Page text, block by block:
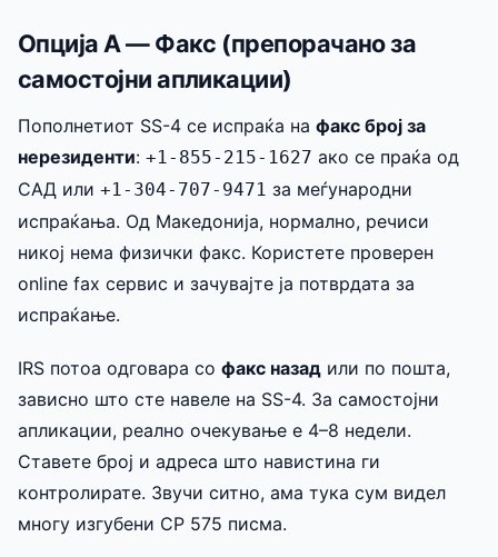
Опција А — Факс (препорачано за
самостојни апликации)
Пополнетиот SS-4 се испраќа на факс број за
нерезиденти: +1-855-215-1627 ако се праќа од
САД или +1-304-707-9471 за меѓународни
испраќања. Од Македонија, нормално, речиси
никој нема физички факс. Користете проверен
online fax сервис и зачувајте ја потврдата за
испраќање.
IRS потоа одговара со факс назад или по пошта,
зависно што сте навеле на SS-4. За самостојни
апликации, реално очекување е 4–8 недели.
Ставете број и адреса што навистина ги
контролирате. Звучи ситно, ама тука сум видел
многу изгубени CP 575 писма.